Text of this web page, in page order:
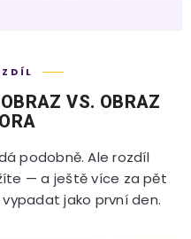
VS. OBRAZ
podobně. Ale rozdíl
— a ještě více za pět
jako první den.